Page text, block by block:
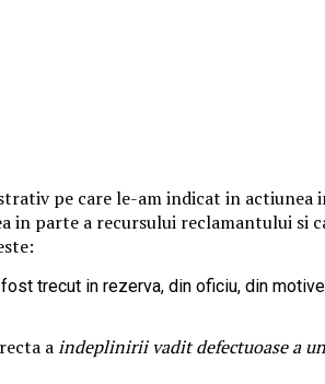
pe care le-am indicat in
in parte a recursului reclamantului
trecut in rezerva, din oficiu, din
aindeplinirii vadit defectuoase a